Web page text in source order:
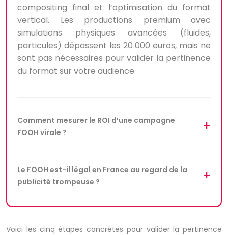
compositing final et l’optimisation du format
vertical. Les productions premium avec
simulations physiques avancées (fluides,
particules) dépassent les 20 000 euros, mais ne
sont pas nécessaires pour valider la pertinence
du format sur votre audience.
Comment mesurer le ROI d’une campagne
FOOH virale ?
Le FOOH est-il légal en France au regard de la
publicité trompeuse ?
Voici les cinq étapes concrètes pour valider la pertinence